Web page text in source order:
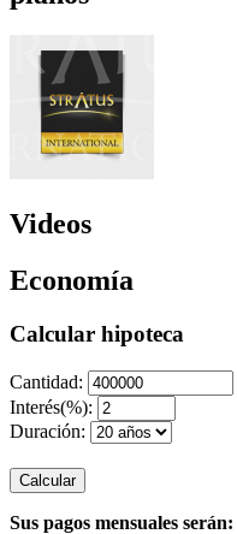
Videos
Economía
Calcular hipoteca
Cantidad:
Interés(%):
Duración:
Calcular
Sus pagos mensuales serán: